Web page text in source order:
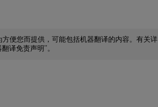
便您而提供，可能包括机器翻译的内容。有关详
翻译免责声明”。